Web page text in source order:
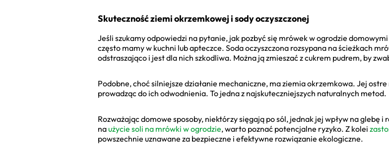
Skuteczność ziemi okrzemkowej i sody oczyszczonej
Jeśli szukamy odpowiedzi na pytanie, jak pozbyć się mrówek w ogrodzie
często mamy w kuchni lub apteczce. Soda oczyszczona rozsypana na ścieżkach
odstraszająco i jest dla nich szkodliwa. Można ją zmieszać z cukrem pudrem, by
Podobne, choć silniejsze działanie mechaniczne, ma ziemia okrzemkowa. Jej
prowadząc do ich odwodnienia. To jedna z najskuteczniejszych naturalnych metod.
Rozważając domowe sposoby, niektórzy sięgają po sól, jednak jej wpływ na glebę
naużycie soli na mrówki w ogrodzie, warto poznać potencjalne ryzyko. Z kolei
powszechnie uznawane za bezpieczne i efektywne rozwiązanie ekologiczne.